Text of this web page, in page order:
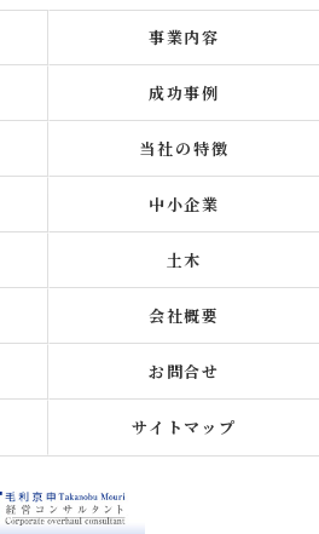
事業内容
成功事例
当社の特徴
中小企業
土木
会社概要
お問合せ
サイトマップ